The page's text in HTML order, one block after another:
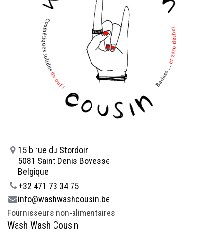
15 b rue du Stordoir
5081 Saint Denis Bovesse
Belgique
+32 471 73 34 75
info@washwashcousin.be
Fournisseurs non-alimentaires
Wash Wash Cousin